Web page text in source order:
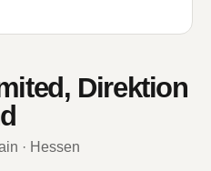
Direktion
· Hessen